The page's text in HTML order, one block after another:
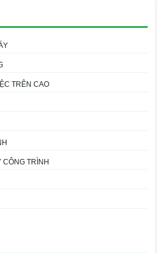
TRÊN CAO
TRÌNH